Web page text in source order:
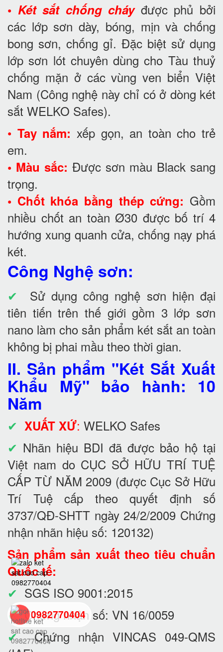
• Két sắt chống cháyđược phủ bởi
các lớp sơn dày, bóng, mịn và chống
bong sơn, chống gỉ. Đặc biệt sử dụng
lớp sơn lót chuyên dùng cho Tàu thuỷ
chống mặn ở các vùng ven biển Việt
Nam (Công nghệ này chỉ có ở dòng két
sắt WELKO Safes).
• Tay nắm: xếp gọn, an toàn cho trẻ
em.
• Màu sắc: Được sơn màu Black sang
trọng.
• Chốt khóa bằng thép cứng: Gồm
nhiều chốt an toàn Ø30 được bố trí 4
hướng xung quanh cửa, chống nạy phá
két.
Công Nghệ sơn:
✔ Sử dụng công nghệ sơn hiện đại
tiên tiến trên thế giới gồm 3 lớp sơn
nano làm cho sản phẩm két sắt an toàn
không bị phai mầu theo thời gian.
II. Sản phẩm "Két Sắt Xuất
Khẩu Mỹ" bảo hành: 10
Năm
✔ XUẤT XỨ: WELKO Safes
✔ Nhãn hiệu BDI đã được bảo hộ tại
Việt nam do CỤC SỞ HỮU TRÍ TUỆ
CẤP TỪ NĂM 2009 (được Cục Sở Hữu
Trí Tuệ cấp theo quyết định số
3737/QĐ-SHTT ngày 24/2/2009 Chứng
nhận nhãn hiệu số: 120132)
Sản phẩm sản xuất theo tiêu chuẩn
Quốc tế:
✔ SGS ISO 9001:2015
✔Chứng nhận số: VN 16/0059
✔Chứng nhận VINCAS 049-QMS
0982770404
back